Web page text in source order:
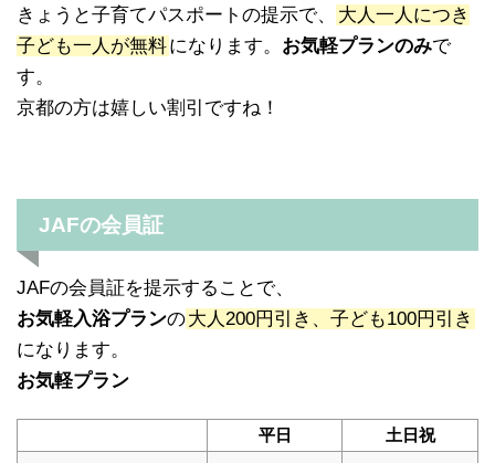
きょうと子育てパスポートの提示で、
大人一人につき
子ども一人が無料になります。 お気軽プランのみで
す。
京都の方は嬉しい割引ですね！
JAFの会員証
JAFの会員証を提示することで、
お気軽入浴プランの大人200円引き、子ども100円引き
になります。
お気軽プラン
平日 土日祝